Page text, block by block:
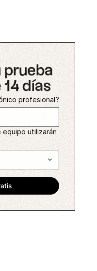
prueba
días
profesional?
equipo utilizarán